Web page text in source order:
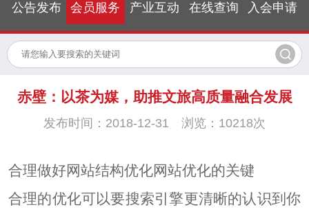
公告发布 会员服务 产业互动 在线查询 入会申请
赤壁：以茶为媒，助推文旅高质量融合发展
发布时间：2018-12-31 浏览：10218次
合理做好网站结构优化网站优化的关键
合理的优化可以要搜索引擎更清晰的认识到你